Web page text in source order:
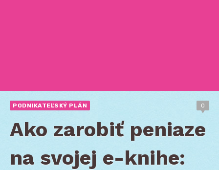
PODNIKATEĽSKÝ PLÁN 0
Ako zarobiť peniaze
na svojej e-knihe: